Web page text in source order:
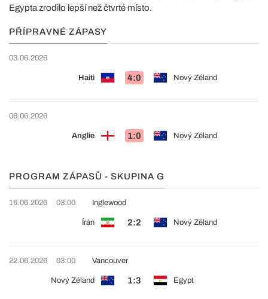
Egypta zrodilo lepší než čtvrté místo.
PŘÍPRAVNÉ ZÁPASY
03.06.2026
Haiti 4:0 Nový Zéland
06.06.2026
Anglie 1:0 Nový Zéland
PROGRAM ZÁPASŮ - SKUPINA G
16.06.2026 03:00
Írán 2:2 Nový Zéland
Inglewood
22.06.2026 03:00
Nový Zéland 1:3 Egypt
Vancouver